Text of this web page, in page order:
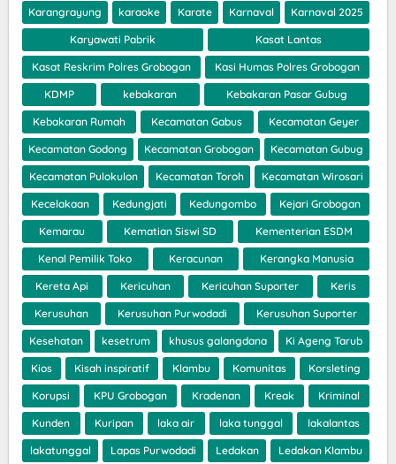
Karangrayung karaoke Karate Karnaval Karnaval 2025
Karyawati Pabrik Kasat Lantas
Kasat Reskrim Polres Grobogan Kasi Humas Polres Grobogan
KDMP kebakaran Kebakaran Pasar Gubug
Kebakaran Rumah Kecamatan Gabus Kecamatan Geyer
Kecamatan Godong Kecamatan Grobogan Kecamatan Gubug
Kecamatan Pulokulon Kecamatan Toroh Kecamatan Wirosari
Kecelakaan Kedungjati Kedungombo Kejari Grobogan
Kemarau Kematian Siswi SD Kementerian ESDM
Kenal Pemilik Toko Keracunan Kerangka Manusia
Kereta Api Kericuhan Kericuhan Suporter Keris
Kerusuhan Kerusuhan Purwodadi Kerusuhan Suporter
Kesehatan kesetrum khusus galangdana Ki Ageng Tarub
Kios Kisah inspiratif Klambu Komunitas Korsleting
Korupsi KPU Grobogan Kradenan Kreak Kriminal
Kunden Kuripan laka air laka tunggal lakalantas
lakatunggal Lapas Purwodadi Ledakan Ledakan Klambu